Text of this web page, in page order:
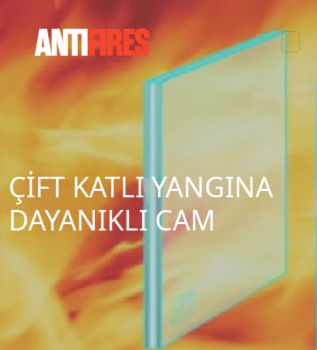
ÇİFT KATLI YANGINA
DAYANIKLI CAM